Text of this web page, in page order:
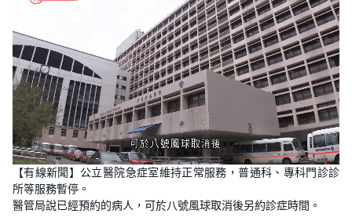
U
n
m
u
t
e
L
o
a
d
:
【有線新聞】公立醫院急症室維持正常服務，普通科、專科門診診
所等服務暫停。
醫管局說已經預約的病人，可於八號風球取消後另約診症時間。